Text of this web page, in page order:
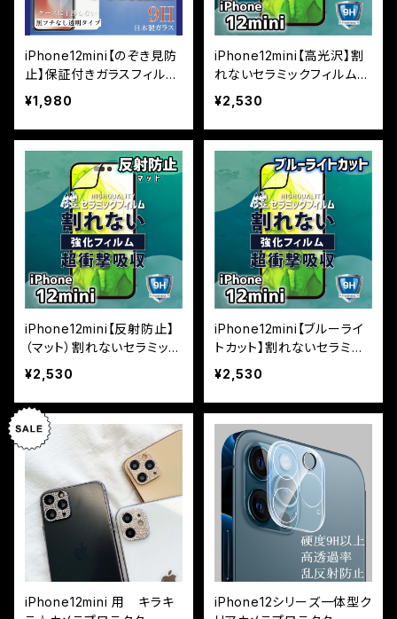
iPhone12mini【のぞき見防
止】保証付きガラスフィルム
『鎧』平面タイプ
¥1,980
iPhone12mini【高光沢】割
れないセラミックフィルム
『鎧』全面フルカバー
¥2,530
iPhone12mini【反射防止】
（マット）割れないセラミック
フィルム『鎧』全面フルカバ
¥2,530
iPhone12mini【ブルーライ
トカット】割れないセラミッ
クフィルム『鎧』全面フルカ
バー
¥2,530
iPhone12mini 用 キラキ
iPhone12シリーズ一体型ク